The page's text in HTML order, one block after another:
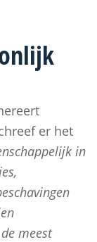
er het
in
meest